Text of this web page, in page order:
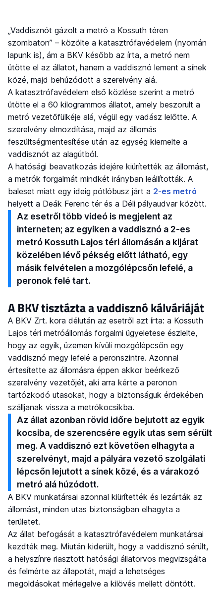
„Vaddisznót gázolt a metró a Kossuth téren
szombaton” – közölte a katasztrófavédelem (nyomán
lapunk is), ám a BKV később az írta, a metró nem
ütötte el az állatot, hanem a vaddisznó lement a sínek
közé, majd behúzódott a szerelvény alá.
A katasztrófavédelem első közlése szerint a metró
ütötte el a 60 kilogrammos állatot, amely beszorult a
metró vezetőfülkéje alá, végül egy vadász lelőtte. A
szerelvény elmozdítása, majd az állomás
feszültségmentesítése után az egység kiemelte a
vaddisznót az alagútból.
A hatósági beavatkozás idejére kiürítették az állomást,
a metrók forgalmát mindkét irányban leállították. A
baleset miatt egy ideig pótlóbusz járt a 2-es metró
helyett a Deák Ferenc tér és a Déli pályaudvar között.
Az esetről több videó is megjelent az
interneten; az egyiken a vaddisznó a 2-es
metró Kossuth Lajos téri állomásán a kijárat
közelében lévő pékség előtt látható, egy
másik felvételen a mozgólépcsőn lefelé, a
peronok felé tart.
A BKV tisztázta a vaddisznó kálváriáját
A BKV Zrt. kora délután az esetről azt írta: a Kossuth
Lajos téri metróállomás forgalmi ügyeletese észlelte,
hogy az egyik, üzemen kívüli mozgólépcsőn egy
vaddisznó megy lefelé a peronszintre. Azonnal
értesítette az állomásra éppen akkor beérkező
szerelvény vezetőjét, aki arra kérte a peronon
tartózkodó utasokat, hogy a biztonságuk érdekében
szálljanak vissza a metrókocsikba.
Az állat azonban rövid időre bejutott az egyik
kocsiba, de szerencsére egyik utas sem sérült
meg. A vaddisznó ezt követően elhagyta a
szerelvényt, majd a pályára vezető szolgálati
lépcsőn lejutott a sínek közé, és a várakozó
metró alá húzódott.
A BKV munkatársai azonnal kiürítették és lezárták az
állomást, minden utas biztonságban elhagyta a
területet.
Az állat befogását a katasztrófavédelem munkatársai
kezdték meg. Miután kiderült, hogy a vaddisznó sérült,
a helyszínre riasztott hatósági állatorvos megvizsgálta
és felmérte az állapotát, majd a lehetséges
megoldásokat mérlegelve a kilövés mellett döntött.